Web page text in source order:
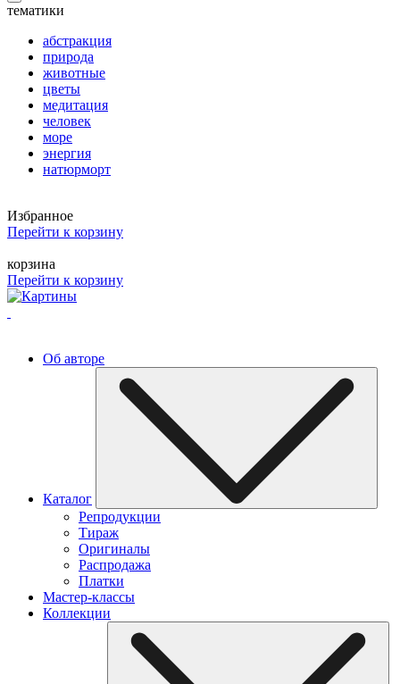
тематики
абстракция
природа
животные
цветы
медитация
человек
море
энергия
натюрморт
Избранное
Перейти к корзину
корзина
Перейти к корзину
Об авторе
Каталог
Репродукции
Тираж
Оригиналы
Распродажа
Платки
Мастер-классы
Коллекции